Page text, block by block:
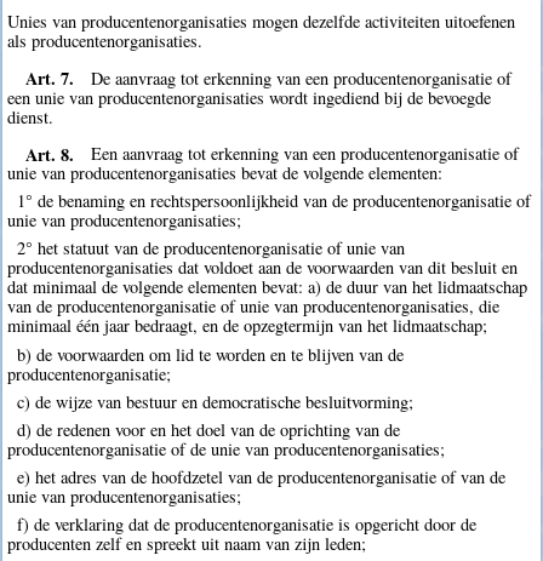
Unies van producentenorganisaties mogen dezelfde activiteiten uitoefenen
als producentenorganisaties.
Art. 7.
De aanvraag tot erkenning van een producentenorganisatie of
een unie van producentenorganisaties wordt ingediend bij de bevoegde
dienst.
Art. 8.
Een aanvraag tot erkenning van een producentenorganisatie of
unie van producentenorganisaties bevat de volgende elementen:
1° de benaming en rechtspersoonlijkheid van de producentenorganisatie of
unie van producentenorganisaties;
2° het statuut van de producentenorganisatie of unie van
producentenorganisaties dat voldoet aan de voorwaarden van dit besluit en
dat minimaal de volgende elementen bevat: a) de duur van het lidmaatschap
van de producentenorganisatie of unie van producentenorganisaties, die
minimaal één jaar bedraagt, en de opzegtermijn van het lidmaatschap;
b) de voorwaarden om lid te worden en te blijven van de
producentenorganisatie;
c) de wijze van bestuur en democratische besluitvorming;
d) de redenen voor en het doel van de oprichting van de
producentenorganisatie of de unie van producentenorganisaties;
e) het adres van de hoofdzetel van de producentenorganisatie of van de
unie van producentenorganisaties;
f) de verklaring dat de producentenorganisatie is opgericht door de
producenten zelf en spreekt uit naam van zijn leden;